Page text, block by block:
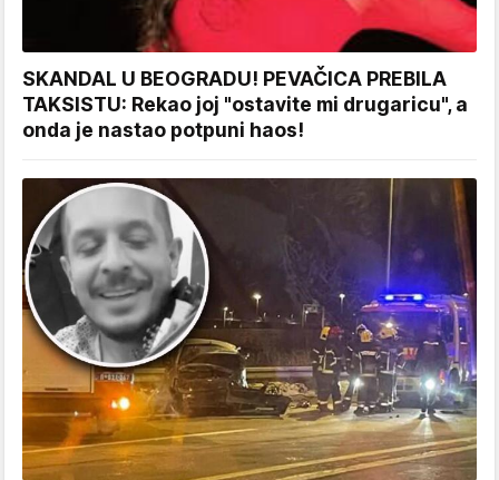
SKANDAL U BEOGRADU! PEVAČICA PREBILA
TAKSISTU: Rekao joj "ostavite mi drugaricu", a
onda je nastao potpuni haos!